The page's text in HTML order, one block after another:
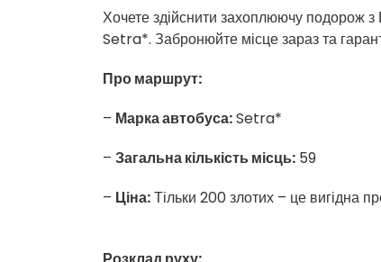
Хочете здійснити захоплюючу подорож
Setra*. Забронюйте місце зараз та
Про маршрут:
– Марка автобуса:Setra*
– Загальна кількість місць: 59
– Ціна:Тільки 200 злотих – це вигідна